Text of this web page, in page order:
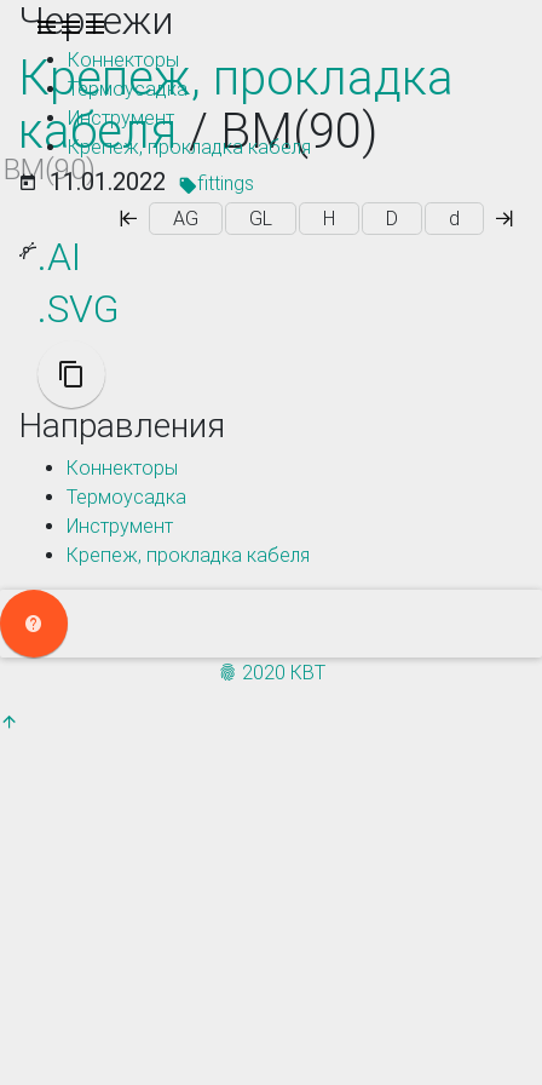
Toggle navigation
Коннекторы
Термоусадка
Инструмент
Крепеж, прокладка кабеля
Чертежи
Крепеж, прокладка
кабеля/ ВМ(90)
ВМ(90)11.01.2022
fittings
AG
GL H D d
.AI
.SVG
Направления
Коннекторы
Термоусадка
Инструмент
Крепеж, прокладка кабеля
2020 КВТ